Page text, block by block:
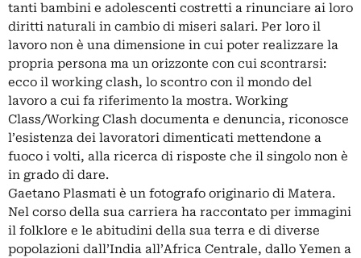
tanti bambini e adolescenti costretti a rinunciare ai loro
diritti naturali in cambio di miseri salari. Per loro il
lavoro non è una dimensione in cui poter realizzare la
propria persona ma un orizzonte con cui scontrarsi:
ecco il working clash, lo scontro con il mondo del
lavoro a cui fa riferimento la mostra. Working
Class/Working Clash documenta e denuncia, riconosce
l’esistenza dei lavoratori dimenticati mettendone a
fuoco i volti, alla ricerca di risposte che il singolo non è
in grado di dare.
Gaetano Plasmati è un fotografo originario di Matera.
Nel corso della sua carriera ha raccontato per immagini
il folklore e le abitudini della sua terra e di diverse
popolazioni dall’India all’Africa Centrale, dallo Yemen a